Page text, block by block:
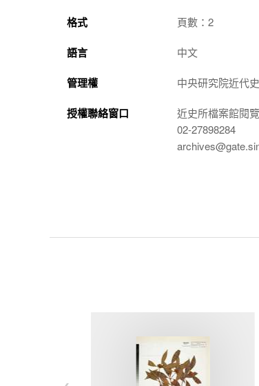
格式 頁數：2
語言 中文
管理權 中央研究院近代
授權聯絡窗口
近史所檔案館閱
02-27898284